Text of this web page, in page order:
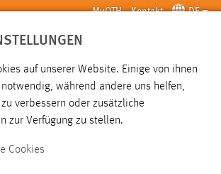
MyOTH Kontakt DE
SUCHE
JETZT BEWERBEN
auf unserer Website. Einige von ihnen
während andere uns helfen,
verbessern oder zusätzliche
zur Verfügung zu stellen.
Cookies